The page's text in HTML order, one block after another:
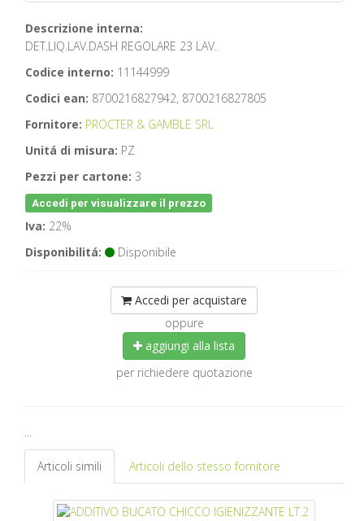
Descrizione interna:
DET.LIQ.LAV.DASH REGOLARE 23 LAV.
Codice interno: 11144999
Codici ean: 8700216827942, 8700216827805
Fornitore: PROCTER & GAMBLE SRL
Unitá di misura: PZ
Pezzi per cartone: 3
Accedi per visualizzare il prezzo
Iva: 22%
Disponibilitá:
Disponibile
Accedi per acquistare
oppure
aggiungi alla lista
per richiedere quotazione
...
Articoli simili Articoli dello stesso fornitore